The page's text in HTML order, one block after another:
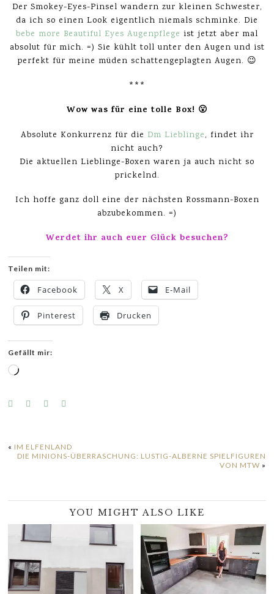
Der Smokey-Eyes-Pinsel wandern zur kleinen Schwester,
da ich so einen Look eigentlich niemals schminke. Die
bebe more Beautiful Eyes Augenpflege ist jetzt aber mal
absolut für mich. =) Sie kühlt toll unter den Augen und ist
perfekt für meine müden schattengeplagten Augen. 😉
***
Wow was für eine tolle Box! 😮
Absolute Konkurrenz für die Dm Lieblinge, findet ihr
nicht auch?
Die aktuellen Lieblinge-Boxen waren ja auch nicht so
prickelnd.
Ich hoffe ganz doll eine der nächsten Rossmann-Boxen
abzubekommen. =)
Werdet ihr auch euer Glück besuchen?
Teilen mit:
Facebook X E-Mail
Pinterest Drucken
Gefällt mir:
Wird
« IM ELFENLAND
DIE MINIONS-ÜBERRASCHUNG: LUSTIG-ALBERNE SPIELFIGUREN
VON MTW »
YOU MIGHT ALSO LIKE